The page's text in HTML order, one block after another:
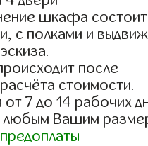
шкафа
с полками и
после
стоимости.
7 до 14 рабочих
любым Вашим